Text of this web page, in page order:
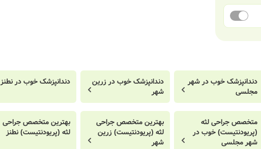
دندانپزشک خوب در شهر
مجلسی
دندانپزشک خوب در زرین
شهر
دندانپزشک خوب در نطنز
متخصص جراحی لثه
(پریودنتیست) خوب در
شهر مجلسی
بهترین متخصص جراحی
لثه (پریودنتیست) زرین
شهر
بهترین متخصص جراحی
لثه (پریودنتیست) نطنز